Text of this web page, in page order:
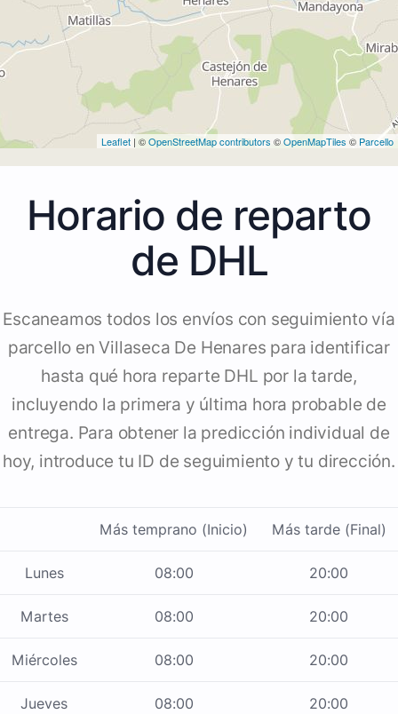
Leaflet | ©OpenStreetMap contributors ©OpenMapTiles © Parcello
Horario de reparto
de DHL
Escaneamos todos los envíos con seguimiento vía
parcello en Villaseca De Henares para identificar
hasta qué hora reparte DHL por la tarde,
incluyendo la primera y última hora probable de
entrega. Para obtener la predicción individual de
hoy, introduce tu ID de seguimiento y tu dirección.
Más temprano (Inicio) Más tarde (Final)
Lunes 08:00 20:00
Martes 08:00 20:00
Miércoles 08:00 20:00
Jueves 08:00 20:00